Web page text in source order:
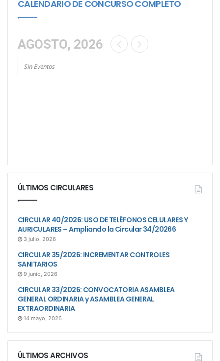
CALENDARIO DE CONCURSO COMPLETO
AGOSTO, 2026
Sin Eventos
ÚLTIMOS CIRCULARES
CIRCULAR 40/2026: USO DE TELÉFONOS CELULARES Y
AURICULARES – Ampliando la Circular 34/20266
3 julio, 2026
CIRCULAR 35/2026: INCREMENTAR CONTROLES
SANITARIOS
9 junio, 2026
CIRCULAR 33/2026: CONVOCATORIA ASAMBLEA
GENERAL ORDINARIA y ASAMBLEA GENERAL
EXTRAORDINARIA
14 mayo, 2026
ÚLTIMOS ARCHIVOS